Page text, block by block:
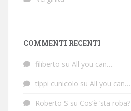
COMMENTI RECENTI
filiberto su All you can…
tippi cunicolo su All you can…
Roberto S su Cos’è ‘sta roba?